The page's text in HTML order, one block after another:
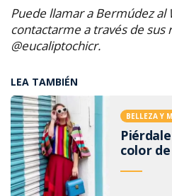
Puede llamar a Bermúdez
contactarme a través de sus
@eucaliptochicr.
LEA TAMBIÉN
BELLEZA Y
color